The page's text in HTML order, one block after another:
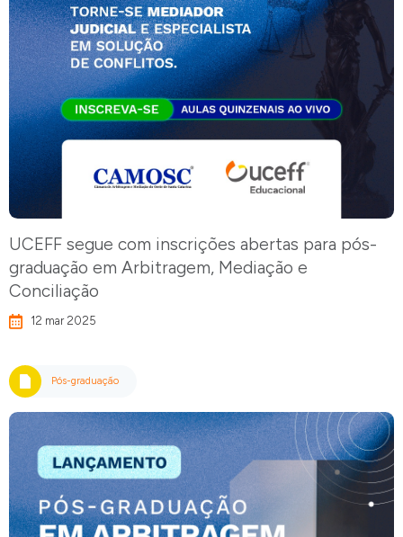
UCEFF segue com inscrições abertas para pós-
graduação em Arbitragem, Mediação e
Conciliação
12 mar 2025
Pós-graduação